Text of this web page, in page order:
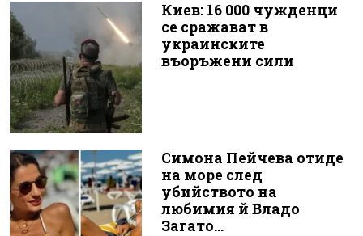
Киев: 16 000 чужденци
се сражават в
украинските
въоръжени сили
Симона Пейчева отиде
на море след
убийството на
любимия й Владо
Загато...